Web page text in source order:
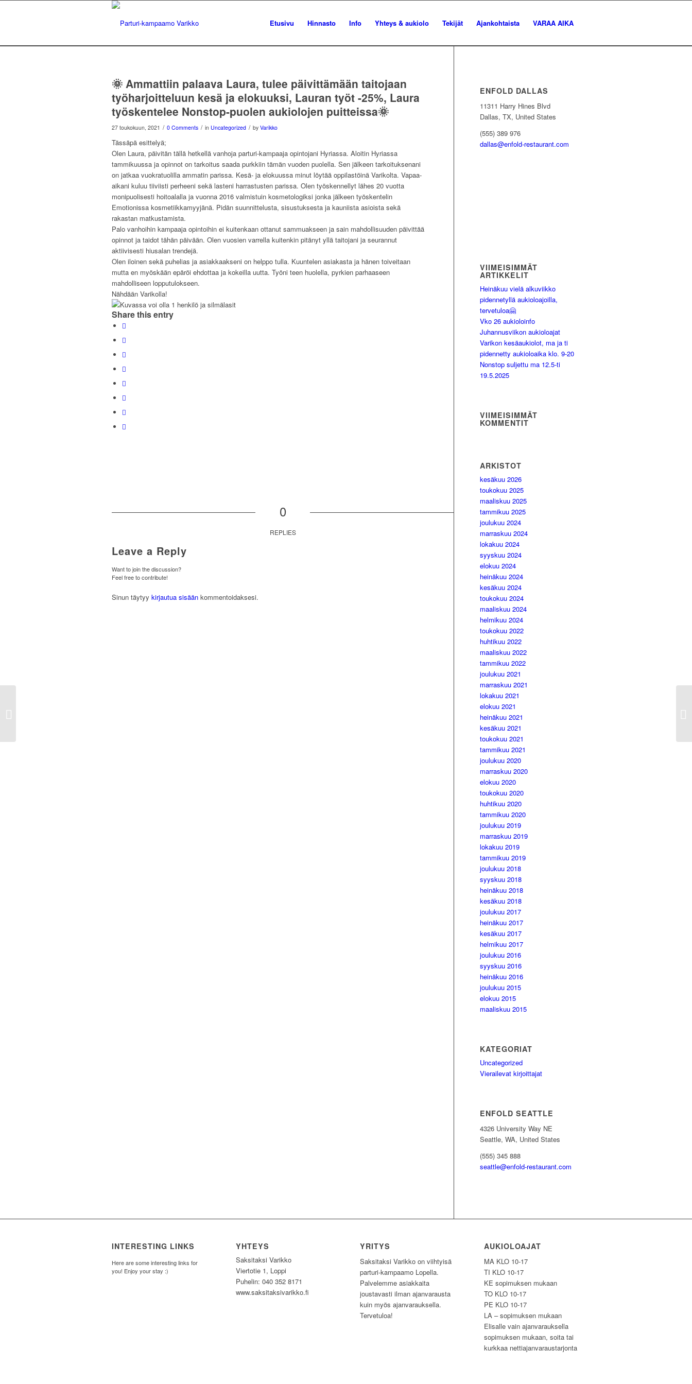
Etusivu Hinnasto Info Yhteys & aukiolo Tekijät Ajankohtaista VARAA AIKA
🌞 Ammattiin palaava Laura, tulee päivittämään taitojaan
työharjoitteluun kesä ja elokuuksi, Lauran työt -25%, Laura
työskentelee Nonstop-puolen aukiolojen puitteissa🌞
27 toukokuun, 2021 / 0 Comments / in Uncategorized / by Varikko
Tässäpä esittelyä;
Olen Laura, päivitän tällä hetkellä vanhoja parturi-kampaaja opintojani Hyriassa. Aloitin Hyriassa
tammikuussa ja opinnot on tarkoitus saada purkkiin tämän vuoden puolella. Sen jälkeen tarkoituksenani
on jatkaa vuokratuolilla ammatin parissa. Kesä- ja elokuussa minut löytää oppilastöinä Varikolta. Vapaa-
aikani kuluu tiiviisti perheeni sekä lasteni harrastusten parissa. Olen työskennellyt lähes 20 vuotta
monipuolisesti hoitoalalla ja vuonna 2016 valmistuin kosmetologiksi jonka jälkeen työskentelin
Emotionissa kosmetiikkamyyjänä. Pidän suunnittelusta, sisustuksesta ja kauniista asioista sekä
rakastan matkustamista.
Palo vanhoihin kampaaja opintoihin ei kuitenkaan ottanut sammuakseen ja sain mahdollisuuden päivittää
opinnot ja taidot tähän päivään. Olen vuosien varrella kuitenkin pitänyt yllä taitojani ja seurannut
aktiivisesti hiusalan trendejä.
Olen iloinen sekä puhelias ja asiakkaakseni on helppo tulla. Kuuntelen asiakasta ja hänen toiveitaan
mutta en myöskään epäröi ehdottaa ja kokeilla uutta. Työni teen huolella, pyrkien parhaaseen
mahdolliseen lopputulokseen.
Nähdään Varikolla!
Share this entry
0
REPLIES
Leave a Reply
Want to join the discussion?
Feel free to contribute!
Sinun täytyy kirjautua sisään kommentoidaksesi.
ENFOLD DALLAS
11311 Harry Hines Blvd
Dallas, TX, United States
(555) 389 976
dallas@enfold-restaurant.com
VIIMEISIMMÄT
ARTIKKELIT
Heinäkuu vielä alkuviikko
pidennetyllä aukioloajoilla,
tervetuloa🤗
Vko 26 aukioloinfo
Juhannusviikon aukioloajat
Varikon kesäaukiolot, ma ja ti
pidennetty aukioloaika klo. 9-20
Nonstop suljettu ma 12.5-ti
19.5.2025
VIIMEISIMMÄT
KOMMENTIT
ARKISTOT
kesäkuu 2026
toukokuu 2025
maaliskuu 2025
tammikuu 2025
joulukuu 2024
marraskuu 2024
lokakuu 2024
syyskuu 2024
elokuu 2024
heinäkuu 2024
kesäkuu 2024
toukokuu 2024
maaliskuu 2024
helmikuu 2024
toukokuu 2022
huhtikuu 2022
maaliskuu 2022
tammikuu 2022
joulukuu 2021
marraskuu 2021
lokakuu 2021
elokuu 2021
heinäkuu 2021
kesäkuu 2021
toukokuu 2021
tammikuu 2021
joulukuu 2020
marraskuu 2020
elokuu 2020
toukokuu 2020
huhtikuu 2020
tammikuu 2020
joulukuu 2019
marraskuu 2019
lokakuu 2019
tammikuu 2019
joulukuu 2018
syyskuu 2018
heinäkuu 2018
kesäkuu 2018
joulukuu 2017
heinäkuu 2017
kesäkuu 2017
helmikuu 2017
joulukuu 2016
syyskuu 2016
heinäkuu 2016
joulukuu 2015
elokuu 2015
maaliskuu 2015
KATEGORIAT
Uncategorized
Vierailevat kirjoittajat
ENFOLD SEATTLE
4326 University Way NE
Seattle, WA, United States
(555) 345 888
seattle@enfold-restaurant.com
INTERESTING LINKS
Here are some interesting links for
you! Enjoy your stay :)
YHTEYS
Saksitaksi Varikko
Viertotie 1, Loppi
Puhelin: 040 352 8171
www.saksitaksivarikko.fi
YRITYS
Saksitaksi Varikko on viihtyisä
parturi-kampaamo Lopella.
Palvelemme asiakkaita
joustavasti ilman ajanvarausta
kuin myös ajanvarauksella.
Tervetuloa!
AUKIOLOAJAT
MA KLO 10-17
TI KLO 10-17
KE sopimuksen mukaan
TO KLO 10-17
PE KLO 10-17
LA – sopimuksen mukaan
Elisalle vain ajanvarauksella
sopimuksen mukaan, soita tai
kurkkaa nettiajanvaraustarjonta